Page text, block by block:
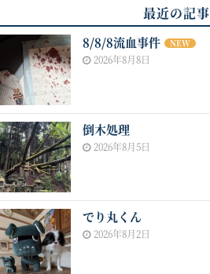
最近の記事
8/8/8流血事件 NEW
2026年8月8日
倒木処理
2026年8月5日
でり丸くん
2026年8月2日